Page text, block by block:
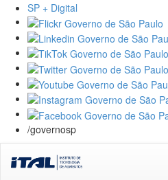
SP + Digital
/governosp
navigation